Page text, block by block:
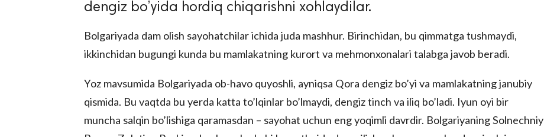
dengiz bo’yida hordiq chiqarishni xohlaydilar.
Bolgariyada dam olish sayohatchilar ichida juda mashhur. Birinchidan, bu qimmatga tushmaydi,
ikkinchidan bugungi kunda bu mamlakatning kurort va mehmonxonalari talabga javob beradi.
Yoz mavsumida Bolgariyada ob-havo quyoshli, ayniqsa Qora dengiz bo’yi va mamlakatning janubiy
qismida. Bu vaqtda bu yerda katta to’lqinlar bo’lmaydi, dengiz tinch va iliq bo’ladi. Iyun oyi bir
muncha salqin bo’lishiga qaramasdan – sayohat uchun eng yoqimli davrdir. Bolgariyaning Solnechniy